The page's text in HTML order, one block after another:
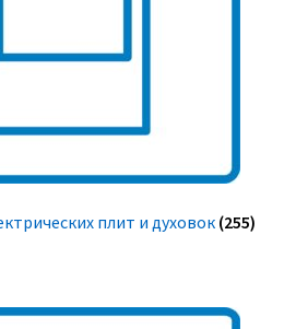
плит и духовок (255)